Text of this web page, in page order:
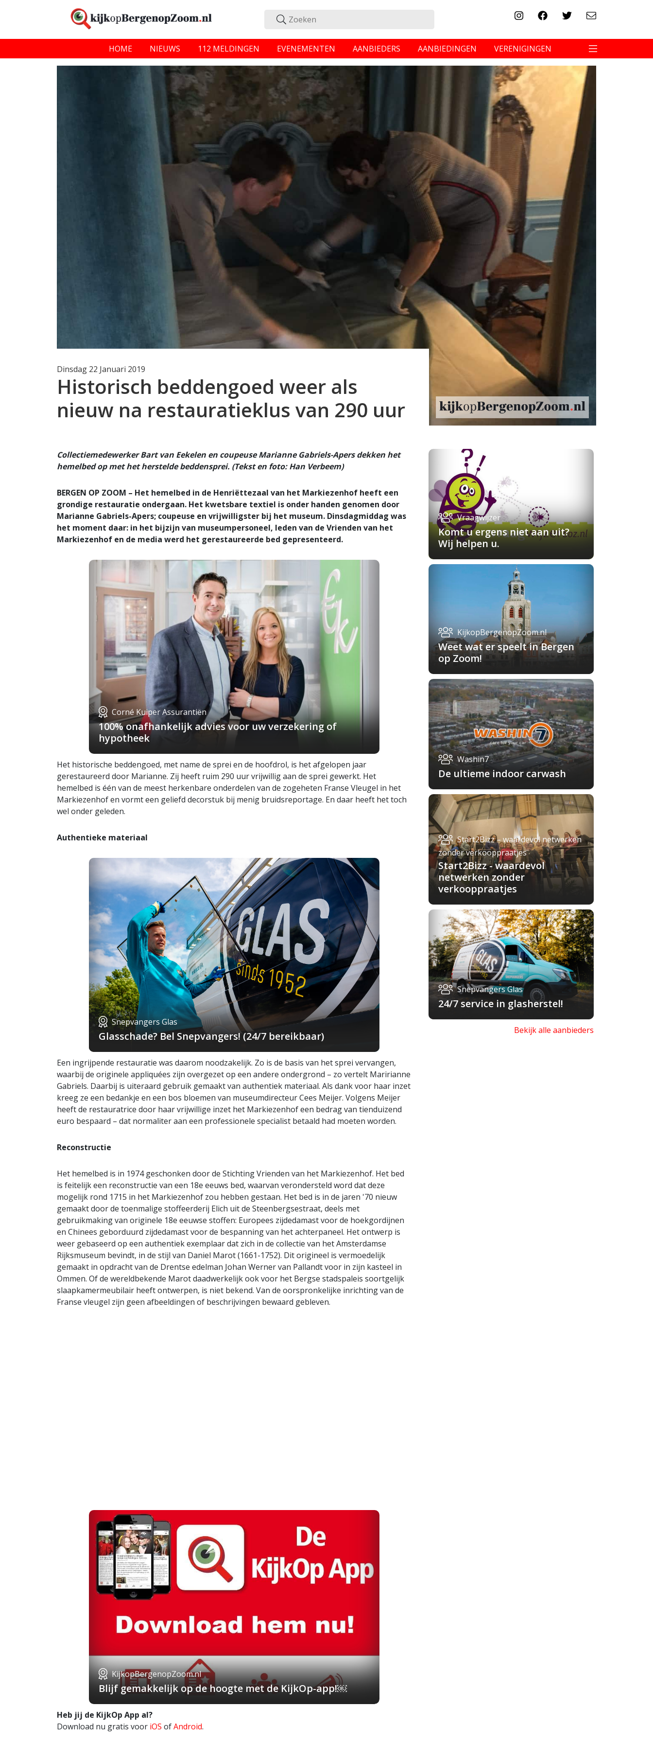
HOME NIEUWS 112 MELDINGEN EVENEMENTEN AANBIEDERS AANBIEDINGEN VERENIGINGEN
Dinsdag 22 Januari 2019
Historisch beddengoed weer als
nieuw na restauratieklus van 290 uur
Collectiemedewerker Bart van Eekelen en coupeuse Marianne Gabriels-Apers dekken het
hemelbed op met het herstelde beddensprei. (Tekst en foto: Han Verbeem)
BERGEN OP ZOOM – Het hemelbed in de Henriëttezaal van het Markiezenhof heeft een
grondige restauratie ondergaan. Het kwetsbare textiel is onder handen genomen door
Marianne Gabriels-Apers; coupeuse en vrijwilligster bij het museum. Dinsdagmiddag was
het moment daar: in het bijzijn van museumpersoneel, leden van de Vrienden van het
Markiezenhof en de media werd het gerestaureerde bed gepresenteerd.
Corné Kuiper Assurantiën
100% onafhankelijk advies voor uw verzekering of
hypotheek
Het historische beddengoed, met name de sprei en de hoofdrol, is het afgelopen jaar
gerestaureerd door Marianne. Zij heeft ruim 290 uur vrijwillig aan de sprei gewerkt. Het
hemelbed is één van de meest herkenbare onderdelen van de zogeheten Franse Vleugel in het
Markiezenhof en vormt een geliefd decorstuk bij menig bruidsreportage. En daar heeft het toch
wel onder geleden.
Authentieke materiaal
Snepvangers Glas
Glasschade? Bel Snepvangers! (24/7 bereikbaar)
Een ingrijpende restauratie was daarom noodzakelijk. Zo is de basis van het sprei vervangen,
waarbij de originele appliquées zijn overgezet op een andere ondergrond – zo vertelt Maririanne
Gabriels. Daarbij is uiteraard gebruik gemaakt van authentiek materiaal. Als dank voor haar inzet
kreeg ze een bedankje en een bos bloemen van museumdirecteur Cees Meijer. Volgens Meijer
heeft de restauratrice door haar vrijwillige inzet het Markiezenhof een bedrag van tienduizend
euro bespaard – dat normaliter aan een professionele specialist betaald had moeten worden.
Reconstructie
Het hemelbed is in 1974 geschonken door de Stichting Vrienden van het Markiezenhof. Het bed
is feitelijk een reconstructie van een 18e eeuws bed, waarvan verondersteld word dat deze
mogelijk rond 1715 in het Markiezenhof zou hebben gestaan. Het bed is in de jaren '70 nieuw
gemaakt door de toenmalige stoffeerderij Elich uit de Steenbergsestraat, deels met
gebruikmaking van originele 18e eeuwse stoffen: Europees zijdedamast voor de hoekgordijnen
en Chinees geborduurd zijdedamast voor de bespanning van het achterpaneel. Het ontwerp is
weer gebaseerd op een authentiek exemplaar dat zich in de collectie van het Amsterdamse
Rijksmuseum bevindt, in de stijl van Daniel Marot (1661-1752). Dit origineel is vermoedelijk
gemaakt in opdracht van de Drentse edelman Johan Werner van Pallandt voor in zijn kasteel in
Ommen. Of de wereldbekende Marot daadwerkelijk ook voor het Bergse stadspaleis soortgelijk
slaapkamermeubilair heeft ontwerpen, is niet bekend. Van de oorspronkelijke inrichting van de
Franse vleugel zijn geen afbeeldingen of beschrijvingen bewaard gebleven.
KijkopBergenopZoom.nl
Blijf gemakkelijk op de hoogte met de KijkOp-app!￼
Heb jij de KijkOp App al?
Download nu gratis voor iOS ofAndroid.
Vraagwijzer
Komt u ergens niet aan uit?
Wij helpen u.
KijkopBergenopZoom.nl
Weet wat er speelt in Bergen
op Zoom!
Washin7
De ultieme indoor carwash
Start2Bizz – waardevol netwerken
zonder verkooppraatjes
Start2Bizz - waardevol
netwerken zonder
verkooppraatjes
Snepvangers Glas
24/7 service in glasherstel!
Bekijk alle aanbieders